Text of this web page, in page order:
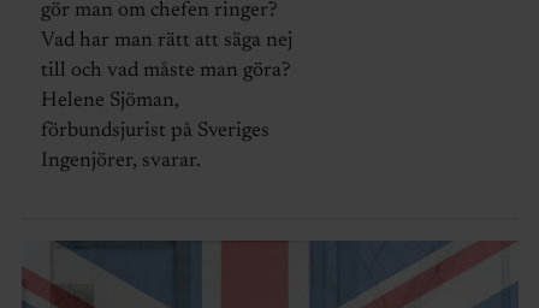
gör man om chefen ringer?
Vad har man rätt att säga nej
till och vad måste man göra?
Helene Sjöman,
förbundsjurist på Sveriges
Ingenjörer, svarar.